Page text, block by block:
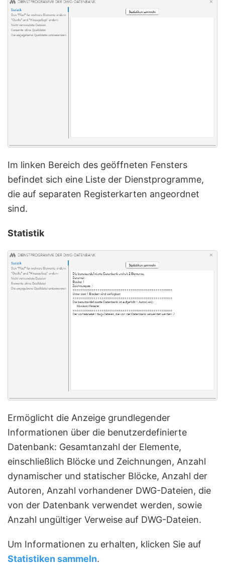
Im linken Bereich des geöffneten Fensters
befindet sich eine Liste der Dienstprogramme,
die auf separaten Registerkarten angeordnet
sind.
Statistik
Ermöglicht die Anzeige grundlegender
Informationen über die benutzerdefinierte
Datenbank: Gesamtanzahl der Elemente,
einschließlich Blöcke und Zeichnungen, Anzahl
dynamischer und statischer Blöcke, Anzahl der
Autoren, Anzahl vorhandener DWG-Dateien, die
von der Datenbank verwendet werden, sowie
Anzahl ungültiger Verweise auf DWG-Dateien.
Um Informationen zu erhalten, klicken Sie auf
Statistiken sammeln.